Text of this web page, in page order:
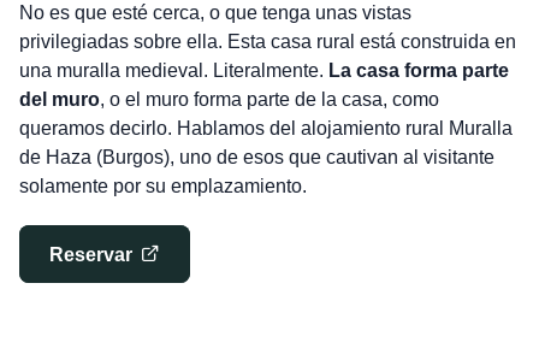
No es que esté cerca, o que tenga unas vistas
privilegiadas sobre ella. Esta casa rural está construida en
una muralla medieval. Literalmente. La casa forma parte
del muro, o el muro forma parte de la casa, como
queramos decirlo. Hablamos del alojamiento rural Muralla
de Haza (Burgos), uno de esos que cautivan al visitante
solamente por su emplazamiento.
Reservar